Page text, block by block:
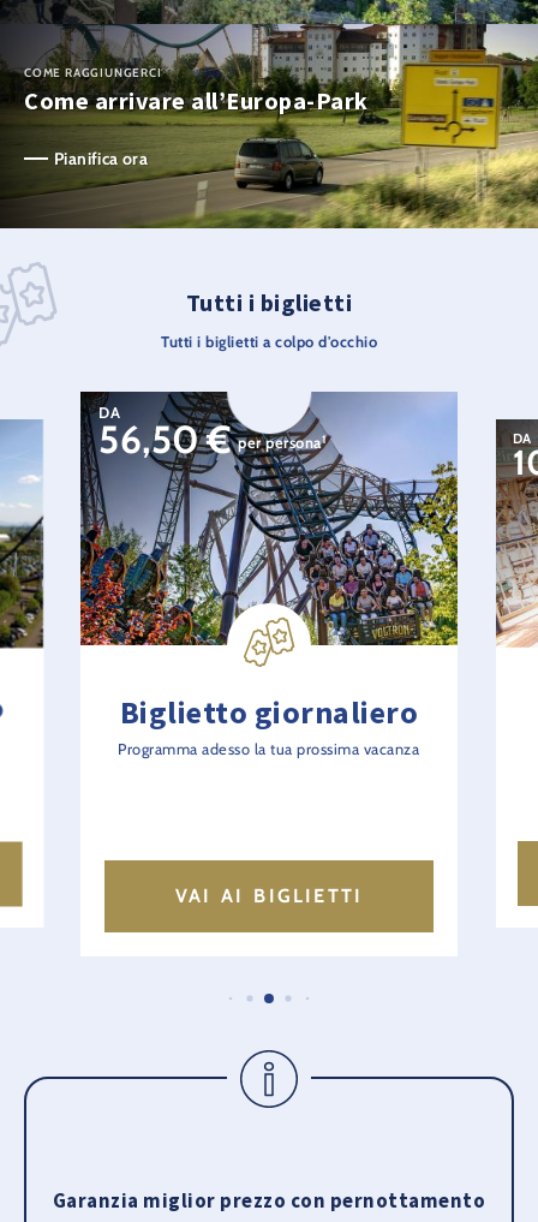
COME RAGGIUNGERCI
Come arrivare all’Europa-Park
Pianifica ora
Tutti i biglietti
Tutti i biglietti a colpo d'occhio
DA
56,50€ per persona1
Biglietto giornaliero
Programma adesso la tua prossima vacanza
VAI AI BIGLIETTI
DA
Garanzia miglior prezzo con pernottamento